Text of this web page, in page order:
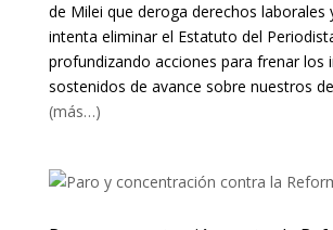
de Milei que deroga derechos laborales
intenta eliminar el Estatuto del
profundizando acciones para frenar los
sostenidos de avance sobre nuestros
(más…)